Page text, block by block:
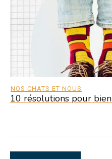
NOS CHATS ET NOUS
10 résolutions pour